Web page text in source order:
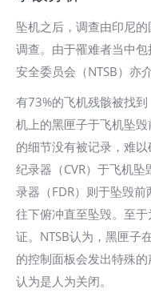
坠机之后，调查由印尼
调查。由于罹难者当中
安全委员会（NTSB）亦
有73%的飞机残骸被找
机上的黑匣子于飞机坠
的细节没有被记录，难
纪录器（CVR）于飞机
录器（FDR）则于坠毁
往下俯冲直至坠毁。至
证。NTSB认为，黑匣子
的控制面板会发出特殊
认为是人为关闭。